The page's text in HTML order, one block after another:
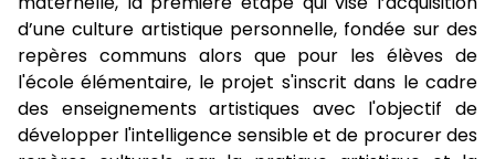
d’une culture artistique personnelle, fondée sur des
repères communs alors que pour les élèves de
l'école élémentaire, le projet s'inscrit dans le cadre
des enseignements artistiques avec l'objectif de
développer l'intelligence sensible et de procurer des